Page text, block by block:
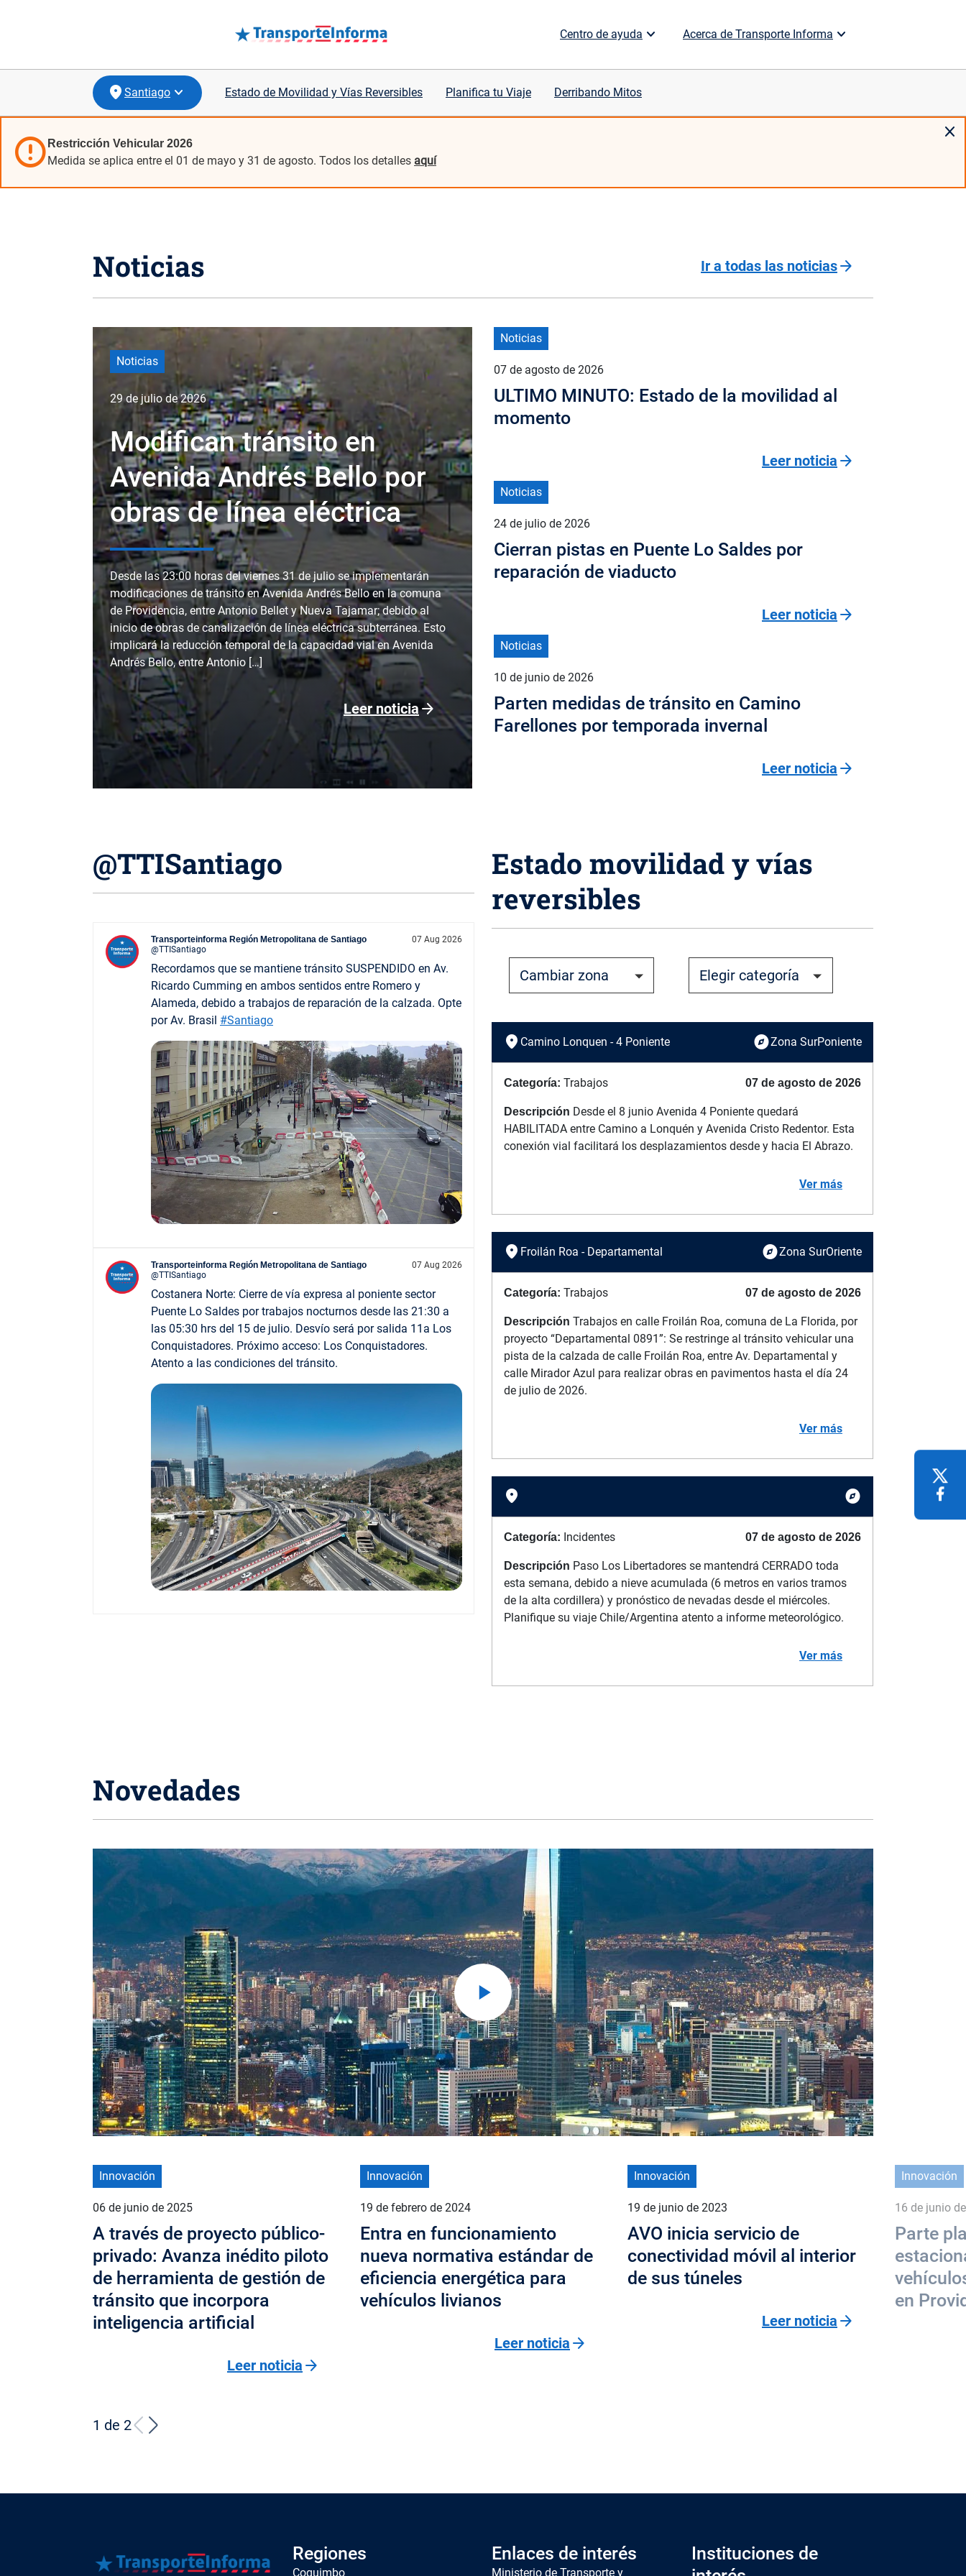
Centro de ayuda Acerca de Transporte Informa
Santiago
location_onCoquimbo
location_onLos Lagos
Estado de Movilidad y Vías Reversibles Planifica tu Viaje Derribando Mitos
error Restricción Vehicular 2026
Medida se aplica entre el 01 de mayo y 31 de agosto. Todos los detalles aquí
close
Noticias Ir a todas las noticiasarrow_forward
Noticias
29 de julio de 2026
Modifican tránsito en
Avenida Andrés Bello por
obras de línea eléctrica
Desde las 23:00 horas del viernes 31 de julio se implementarán
modificaciones de tránsito en Avenida Andrés Bello en la comuna
de Providencia, entre Antonio Bellet y Nueva Tajamar; debido al
inicio de obras de canalización de línea eléctrica subterránea. Esto
implicará la reducción temporal de la capacidad vial en Avenida
Andrés Bello, entre Antonio […]
Leer noticiaarrow_forward
Noticias
07 de agosto de 2026
ULTIMO MINUTO: Estado de la movilidad al
momento
Leer noticia arrow_forward
Noticias
24 de julio de 2026
Cierran pistas en Puente Lo Saldes por
reparación de viaducto
Leer noticia arrow_forward
Noticias
10 de junio de 2026
Parten medidas de tránsito en Camino
Farellones por temporada invernal
Leer noticia arrow_forward
@TTISantiago
Transporteinforma Región Metropolitana de Santiago
@TTISantiago
07 Aug 2026
Recordamos que se mantiene tránsito SUSPENDIDO en Av.
Ricardo Cumming en ambos sentidos entre Romero y
Alameda, debido a trabajos de reparación de la calzada. Opte
por Av. Brasil #Santiago
Transporteinforma Región Metropolitana de Santiago
@TTISantiago
07 Aug 2026
Costanera Norte: Cierre de vía expresa al poniente sector
Puente Lo Saldes por trabajos nocturnos desde las 21:30 a
las 05:30 hrs del 15 de julio. Desvío será por salida 11a Los
Conquistadores. Próximo acceso: Los Conquistadores.
Atento a las condiciones del tránsito.
Estado movilidad y vías
reversibles
location_on Camino Lonquen - 4 Poniente exploreZona SurPoniente
Categoría: Trabajos 07 de agosto de 2026
Descripción Desde el 8 junio Avenida 4 Poniente quedará
HABILITADA entre Camino a Lonquén y Avenida Cristo Redentor. Esta
conexión vial facilitará los desplazamientos desde y hacia El Abrazo.
Ver más
location_on Froilán Roa - Departamental exploreZona SurOriente
Categoría: Trabajos 07 de agosto de 2026
Descripción Trabajos en calle Froilán Roa, comuna de La Florida, por
proyecto “Departamental 0891”: Se restringe al tránsito vehicular una
pista de la calzada de calle Froilán Roa, entre Av. Departamental y
calle Mirador Azul para realizar obras en pavimentos hasta el día 24
de julio de 2026.
Ver más
location_on explore
Categoría: Incidentes 07 de agosto de 2026
Descripción Paso Los Libertadores se mantendrá CERRADO toda
esta semana, debido a nieve acumulada (6 metros en varios tramos
de la alta cordillera) y pronóstico de nevadas desde el miércoles.
Planifique su viaje Chile/Argentina atento a informe meteorológico.
Ver más
Novedades
Innovación
06 de junio de 2025
A través de proyecto público-
privado: Avanza inédito piloto
de herramienta de gestión de
tránsito que incorpora
inteligencia artificial
Leer noticia arrow_forward
Innovación
19 de febrero de 2024
Entra en funcionamiento
nueva normativa estándar de
eficiencia energética para
vehículos livianos
Leer noticia arrow_forward
Innovación
19 de junio de 2023
AVO inicia servicio de
conectividad móvil al interior
de sus túneles
Leer noticia arrow_forward
Innovación
16 de junio
Parte
en
1 de 2
Regiones
Coquimbo
Enlaces de interés
Ministerio de Transporte y
Instituciones de